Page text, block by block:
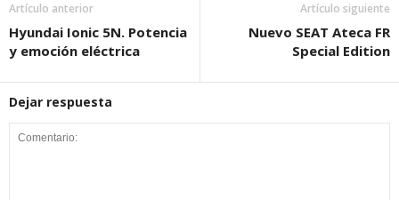
Artículo anterior
Hyundai Ionic 5N. Potencia
y emoción eléctrica
Artículo siguiente
Nuevo SEAT Ateca FR
Special Edition
Dejar respuesta